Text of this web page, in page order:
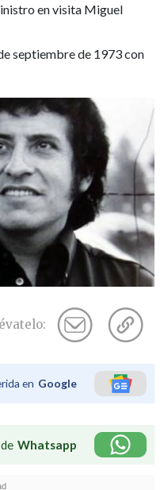
en visita Miguel
septiembre de 1973 con
en Google
Whatsapp